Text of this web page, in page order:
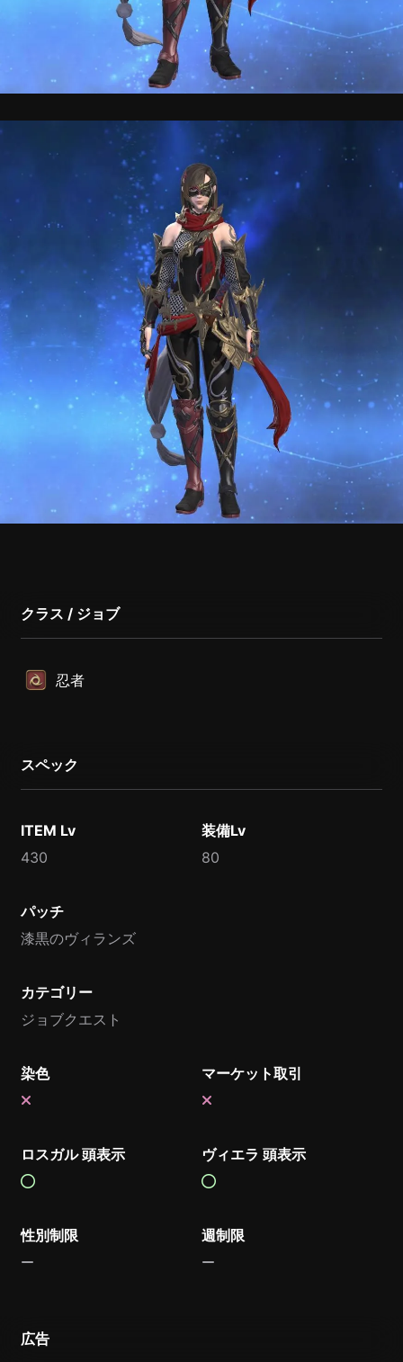
クラス / ジョブ
忍者
スペック
ITEM Lv
430
装備Lv
80
パッチ
漆黒のヴィランズ
カテゴリー
ジョブクエスト
染色 マーケット取引
ロスガル 頭表示 ヴィエラ 頭表示
性別制限 週制限
広告